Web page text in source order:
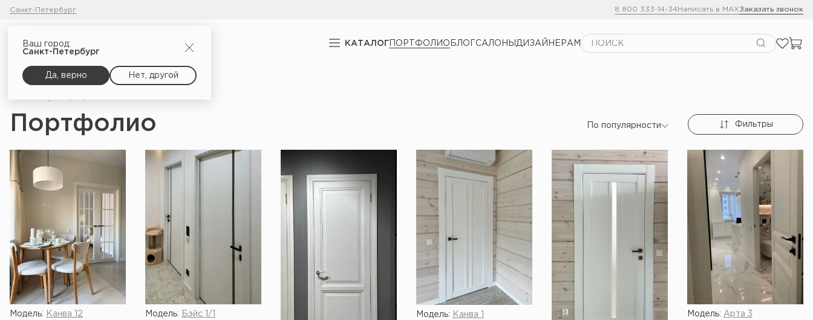
Санкт-Петербург 8 800 333-14-34Написать в MAXЗаказать звонок
КАТАЛОГ ПОРТФОЛИО БЛОГСАЛОНЫ ДИЗАЙНЕРАМ
Ваш город:
Санкт-Петербург
Да, верно Нет, другой
Портфолио По популярности Фильтры
Модель: Канва 12 Модель: Бэйс 1/1 Модель: Канва 1 Модель: Арта 3